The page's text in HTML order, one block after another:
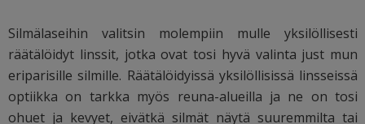
Silmälaseihin valitsin molempiin mulle yksilöllisesti
räätälöidyt linssit, jotka ovat tosi hyvä valinta just mun
eriparisille silmille. Räätälöidyissä yksilöllisissä linsseissä
optiikka on tarkka myös reuna-alueilla ja ne on tosi
ohuet ja kevyet, eivätkä silmät näytä suuremmilta tai